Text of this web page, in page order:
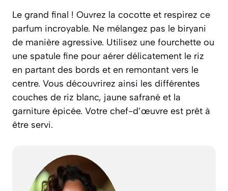
Le grand final ! Ouvrez la cocotte et respirez ce
parfum incroyable. Ne mélangez pas le biryani
de manière agressive. Utilisez une fourchette ou
une spatule fine pour aérer délicatement le riz
en partant des bords et en remontant vers le
centre. Vous découvrirez ainsi les différentes
couches de riz blanc, jaune safrané et la
garniture épicée. Votre chef-d’œuvre est prêt à
être servi.